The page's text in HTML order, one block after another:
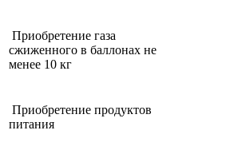
Приобретение газа
сжиженного в баллонах не
менее 10 кг
Приобретение продуктов
питания